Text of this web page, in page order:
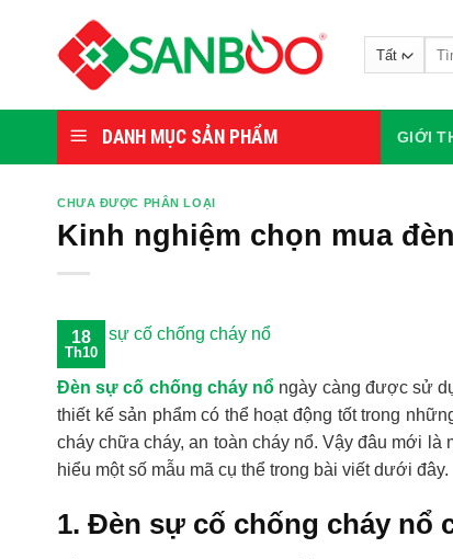
DANH MỤC SẢN PHẨM GIỚI
CHƯA ĐƯỢC PHÂN LOẠI
Kinh nghiệm chọn mua
18
Th10
Đèn sự cố chống cháy nổ ngày càng được sử
thiết kế sản phẩm có thể hoạt động tốt trong
cháy chữa cháy, an toàn cháy nổ. Vậy đâu mới là
hiểu một số mẫu mã cụ thể trong bài viết dưới đây.
1. Đèn sự cố chống cháy nổ